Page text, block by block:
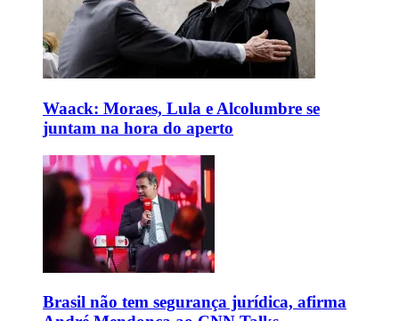
Waack: Moraes, Lula e Alcolumbre se
juntam na hora do aperto
Brasil não tem segurança jurídica, afirma